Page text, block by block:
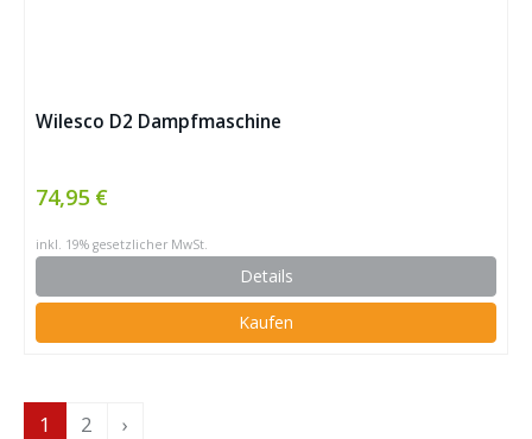
Wilesco D2 Dampfmaschine
74,95 €
inkl. 19% gesetzlicher MwSt.
Details
Kaufen
1 2 ›